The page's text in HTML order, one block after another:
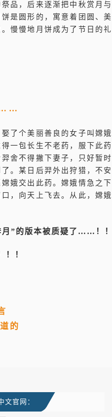
品，后来逐渐把中秋赏月
是圆形的，寓意着团圆、
慢慢地月饼成为了节日的
……
了个美丽善良的女子叫嫦
一包长生不老药，服下此
舍不得撇下妻子，只好暂
。某日后羿外出狩猎，不
娥交出此药。嫦娥情急之
，向天上飞去。从此，嫦
月”的版本被质疑了……！
！
！
的
官网：